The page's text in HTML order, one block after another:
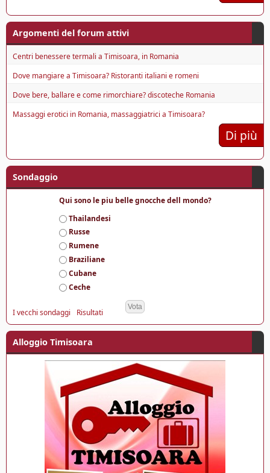
Argomenti del forum attivi
Centri benessere termali a Timisoara, in Romania
Dove mangiare a Timisoara? Ristoranti italiani e romeni
Dove bere, ballare e come rimorchiare? discoteche Romania
Massaggi erotici in Romania, massaggiatrici a Timisoara?
Di più
Sondaggio
Qui sono le piu belle gnocche dell mondo?
S
c
e
l
t
e
Thailandesi
Russe
Rumene
Braziliane
Cubane
Ceche
I vecchi sondaggi Risultati
Alloggio Timisoara